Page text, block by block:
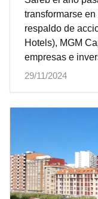
transformarse
respaldo de
Hotels), MGM
empresas e
29/11/2024